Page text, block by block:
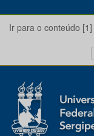
Ir para o conteúdo [1]